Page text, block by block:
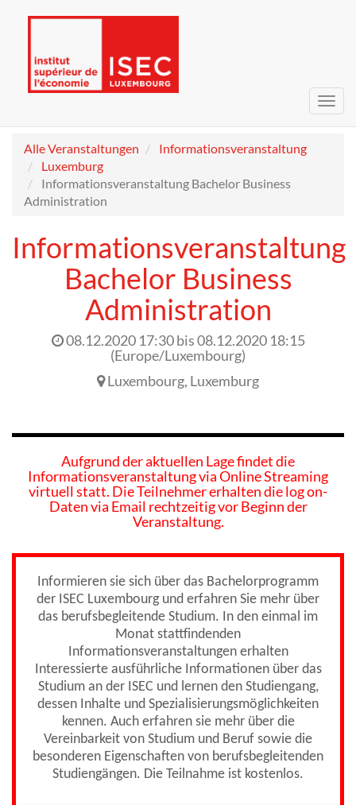
Alle Veranstaltungen
Informationsveranstaltung
Luxemburg
Informationsveranstaltung Bachelor Business
Administration
Informationsveranstaltung
Bachelor Business
Administration
08.12.2020 17:30bis08.12.2020 18:15
(Europe/Luxembourg)
Luxembourg, Luxemburg
Aufgrund der aktuellen Lage findet die
Informationsveranstaltung via Online Streaming
virtuell statt. Die Teilnehmer erhalten die log on-
Daten via Email rechtzeitig vor Beginn der
Veranstaltung.
Informieren sie sich über das Bachelorprogramm
der ISEC Luxembourg und erfahren Sie mehr über
das berufsbegleitende Studium. In den einmal im
Monat stattfindenden
Informationsveranstaltungen erhalten
Interessierte ausführliche Informationen über das
Studium an der ISEC und lernen den Studiengang,
dessen Inhalte und Spezialisierungsmöglichkeiten
kennen. Auch erfahren sie mehr über die
Vereinbarkeit von Studium und Beruf sowie die
besonderen Eigenschaften von berufsbegleitenden
Studiengängen. Die Teilnahme ist kostenlos.